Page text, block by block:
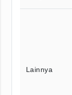
Lainnya